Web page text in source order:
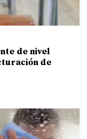
de nivel
de